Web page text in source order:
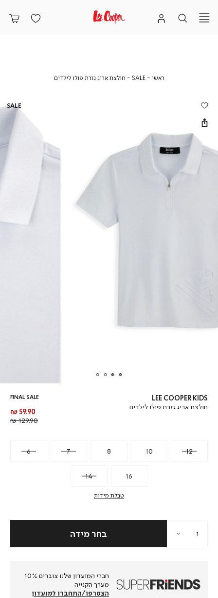
ראשי ראשי
SALE
SALE
חולצת אריג גזרת פולו לילדיםחולצת
LEE COOPER KIDS
חולצת אריג גזרת פולו לילדים
FINAL SALE
מחיר
מוצר
59.90 ₪
129.90 ₪
6 7 8 10 12
14 16
טבלת מידות
חברי המועדון שלנו צוברים 10%
מערך הקנייה
הצטרפו/התחברו למועדון
SALE